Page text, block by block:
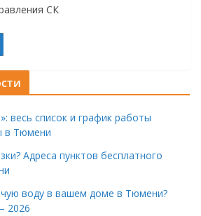
СК
весь список и график работы
в Тюмени
Адреса пунктов бесплатного
воду в вашем доме в Тюмени?
2026